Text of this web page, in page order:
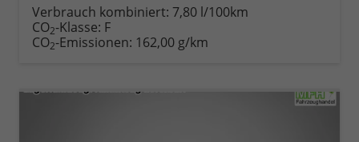
Verbrauch kombiniert: 7,80 l/100km
CO2-Klasse: F
CO2-Emissionen: 162,00 g/km